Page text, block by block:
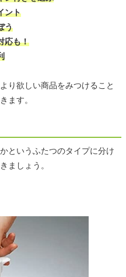
ント
う
応も！
り欲しい商品をみつけること
ます。
というふたつのタイプに分け
ましょう。